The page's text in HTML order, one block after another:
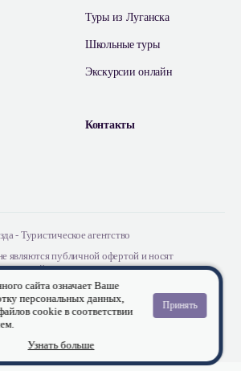
Туры из Луганска
Школьные туры
Экскурсии онлайн
Контакты
- Туристическое агентство
являются публичной офертой и носят
характер
персональных данных
, внесено в Единый Федеральный реестр
г. № В031-00161-00/03952003
сайта означает Ваше
персональных данных,
cookie в соответствии
Принять
Узнать больше